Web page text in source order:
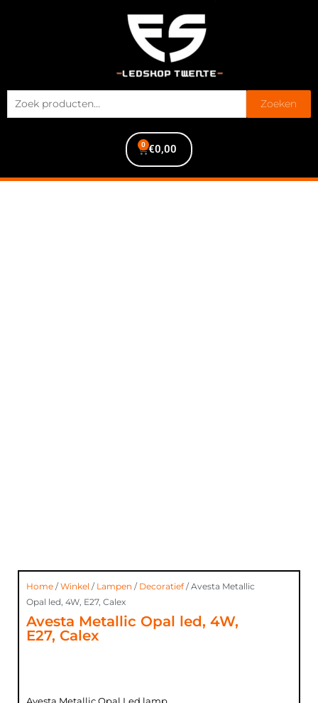
Zoeken
€0,00
0
Home /Winkel / Lampen / Decoratief/ Avesta Metallic
Opal led, 4W, E27, Calex
Avesta Metallic Opal led, 4W,
E27, Calex